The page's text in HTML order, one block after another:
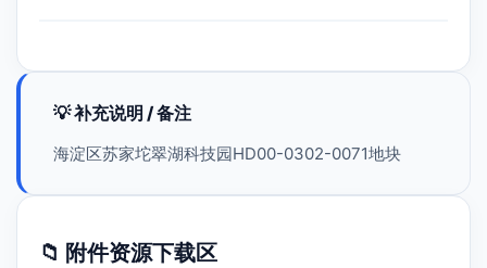
💡 补充说明 / 备注
海淀区苏家坨翠湖科技园HD00-0302-0071地块
📁 附件资源下载区